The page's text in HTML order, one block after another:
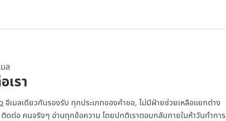
ล
เรา
อีเมลเดียวกันรองรับ ทุกประเภทของคำขอ, ไม่มีฝ่ายช่วยเหลือแยกต่าง
ดต่อ คนจริงๆ อ่านทุกข้อความ โดยปกติเราตอบกลับภายในห้าวันทำการ